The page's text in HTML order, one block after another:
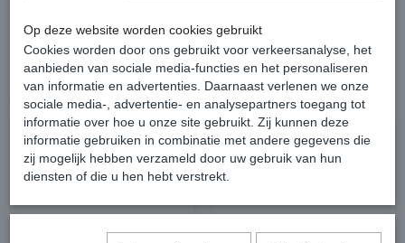
Ook interessant
Op deze website worden cookies gebruikt
Cookies worden door ons gebruikt voor verkeersanalyse, het
aanbieden van sociale media-functies en het personaliseren
van informatie en advertenties. Daarnaast verlenen we onze
sociale media-, advertentie- en analysepartners toegang tot
informatie over hoe u onze site gebruikt. Zij kunnen deze
informatie gebruiken in combinatie met andere gegevens die
zij mogelijk hebben verzameld door uw gebruik van hun
diensten of die u hen hebt verstrekt.